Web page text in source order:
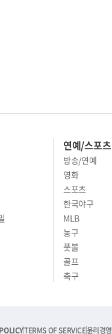
연예/스포츠
방송/연예
영화
스포츠
한국야구
MLB
농구
풋볼
골프
축구
TERMS OF SERVICE윤리경영